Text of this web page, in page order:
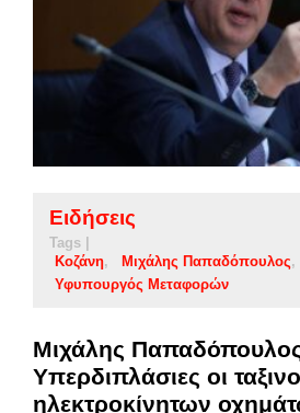
Ειδήσεις
Tags |
Κοζάνη
Μιχάλης Παπαδόπουλος
Υφυπουργός Μεταφορών
Μιχάλης
Υπερδιπλάσιες οι
ηλεκτροκίνητων